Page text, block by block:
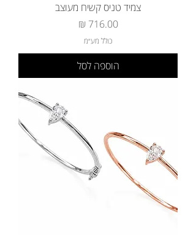
צמיד טניס קשיח מעוצב
מחיר‏716.00 ‏₪
כולל מע״מ
הוספה לסל